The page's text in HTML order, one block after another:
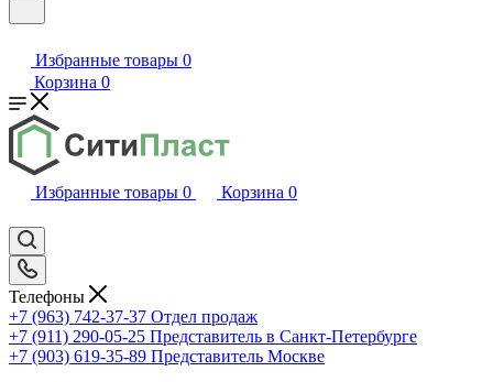
Избранные товары 0
Корзина 0
Избранные товары 0 Корзина 0
Телефоны
+7 (963) 742-37-37 Отдел продаж
+7 (911) 290-05-25 Представитель в Санкт-Петербурге
+7 (903) 619-35-89 Представитель Москве